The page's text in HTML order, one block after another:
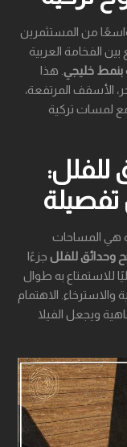
من المستثمرين
الفخامة العربية
بنمط خليجي . هذا
الأسقف المرتفعة،
مع لمسات تركية
للفلل:
هي المساحات
وحدائق للفلل جزءًا
للاستمتاع به طوال
والاسترخاء. الاهتمام
ويجعل الفيلا